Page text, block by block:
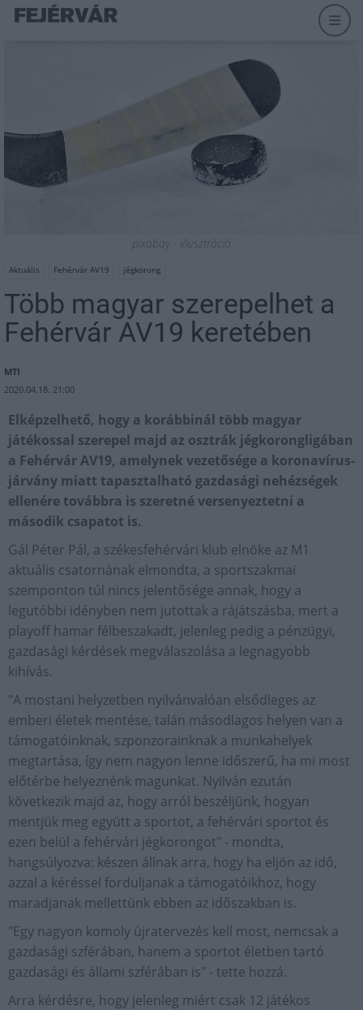
pixabay - illusztráció
Aktuális Fehérvár AV19 jégkorong
Több magyar szerepelhet a
Fehérvár AV19 keretében
MTI
2020.04.18. 21:00
Elképzelhető, hogy a korábbinál több magyar
játékossal szerepel majd az osztrák jégkorongligában
a Fehérvár AV19, amelynek vezetősége a koronavírus-
járvány miatt tapasztalható gazdasági nehézségek
ellenére továbbra is szeretné versenyeztetni a
második csapatot is.
Gál Péter Pál, a székesfehérvári klub elnöke az M1
aktuális csatornának elmondta, a sportszakmai
szemponton túl nincs jelentősége annak, hogy a
legutóbbi idényben nem jutottak a rájátszásba, mert a
playoff hamar félbeszakadt, jelenleg pedig a pénzügyi,
gazdasági kérdések megválaszolása a legnagyobb
kihívás.
"A mostani helyzetben nyilvánvalóan elsődleges az
emberi életek mentése, talán másodlagos helyen van a
támogatóinknak, szponzorainknak a munkahelyek
megtartása, így nem nagyon lenne időszerű, ha mi most
előtérbe helyeznénk magunkat. Nyilván ezután
következik majd az, hogy arról beszéljünk, hogyan
mentjük meg együtt a sportot, a fehérvári sportot és
ezen belül a fehérvári jégkorongot" - mondta,
hangsúlyozva: készen állnak arra, hogy ha eljön az idő,
azzal a kéréssel forduljanak a támogatóikhoz, hogy
maradjanak mellettünk ebben az időszakban is.
"Egy nagyon komoly újratervezés kell most, nemcsak a
gazdasági szférában, hanem a sportot életben tartó
gazdasági és állami szférában is" - tette hozzá.
Arra kérdésre, hogy jelenleg miért csak 12 játékos